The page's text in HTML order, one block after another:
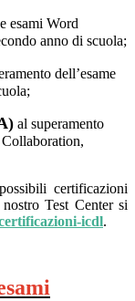
esami Word
anno di scuola;
dell’esame
al superamento
certificazioni
Test Center si
icdl.